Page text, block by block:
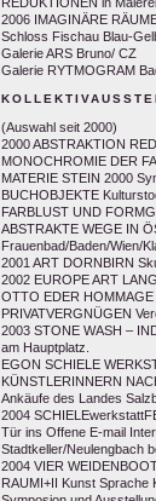
2006 IMAGINÄRE
Schloss Fischau Blau-
Galerie ARS Bruno/ CZ
Galerie RYTMOGRAM
(Auswahl seit 2000)
2000 ABSTRAKTION
MONOCHROMIE DER
MATERIE STEIN 2000
BUCHOBJEKTE
FARBLUST UND
ABSTRAKTE WEGE IN
Frauenbad/Baden/Wien/
2001 ART DORNBIRN
2002 EUROPE ART
OTTO EDER
PRIVATVERGNÜGEN
2003 STONE WASH –
am Hauptplatz.
EGON SCHIELE
KÜNSTLERINNERN
Ankäufe des Landes
2004
Tür ins Offene E-mail
Stadtkeller/Neulengbach
2004 VIER
RAUMI+II Kunst Sprache